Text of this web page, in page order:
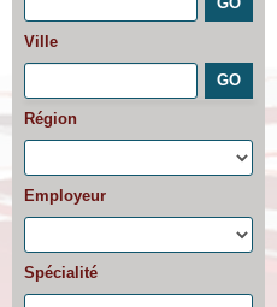
Ville
Région
Employeur
Spécialité